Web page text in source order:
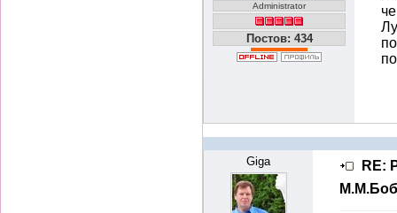
Administrator
Постов: 434
Giga
RE: